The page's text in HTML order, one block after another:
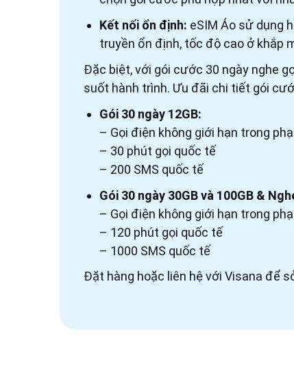
Kết nối ổn định: eSIM Áo sử dụng
truyền ổn định, tốc độ cao ở khắp
Đặc biệt, với gói cước 30 ngày nghe
suốt hành trình. Ưu đãi chi tiết gói
Gói 30 ngày 12GB:
– Gọi điện không giới hạn trong
– 30 phút gọi quốc tế
– 200 SMS quốc tế
Gói 30 ngày 30GB và 100GB &
– Gọi điện không giới hạn trong
– 120 phút gọi quốc tế
– 1000 SMS quốc tế
Đặt hàng hoặc liên hệ với Visana để